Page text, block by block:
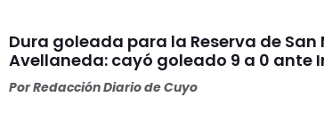
Dura goleada para la Reserva de San
Avellaneda: cayó goleado 9 a 0 ante
PorRedacción Diario de Cuyo